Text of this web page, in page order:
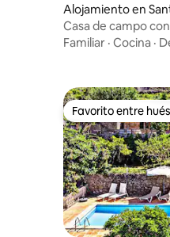
Alojamiento en
e sa Talaia
Casa de campo
José
Familiar · Cocina ·
Favorito entre
Favorito entre